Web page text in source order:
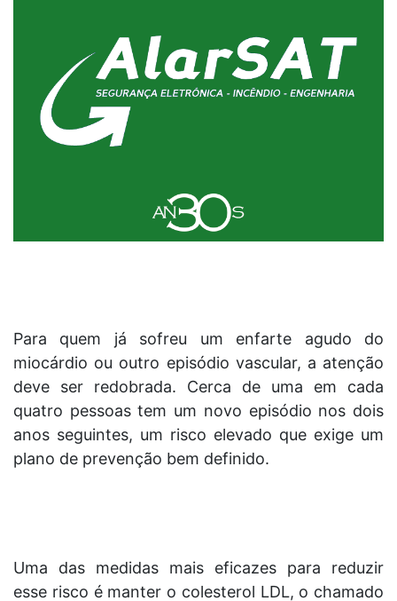
Para quem já sofreu um enfarte agudo do
miocárdio ou outro episódio vascular, a atenção
deve ser redobrada. Cerca de uma em cada
quatro pessoas tem um novo episódio nos dois
anos seguintes, um risco elevado que exige um
plano de prevenção bem definido.
Uma das medidas mais eficazes para reduzir
esse risco é manter o colesterol LDL, o chamado